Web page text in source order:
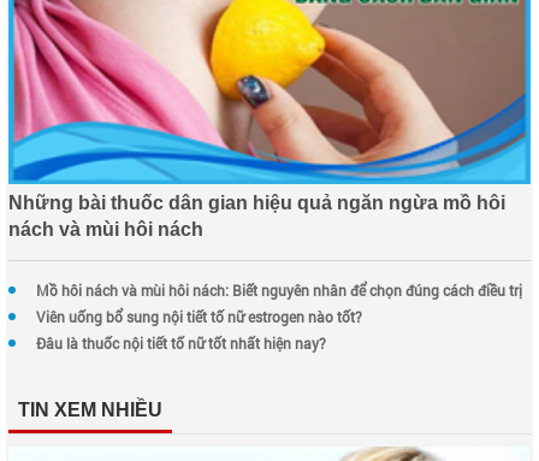
Những bài thuốc dân gian hiệu quả ngăn ngừa mồ hôi
nách và mùi hôi nách
Mồ hôi nách và mùi hôi nách: Biết nguyên nhân để chọn đúng cách điều trị
Viên uống bổ sung nội tiết tố nữ estrogen nào tốt?
Đâu là thuốc nội tiết tố nữ tốt nhất hiện nay?
TIN XEM NHIỀU